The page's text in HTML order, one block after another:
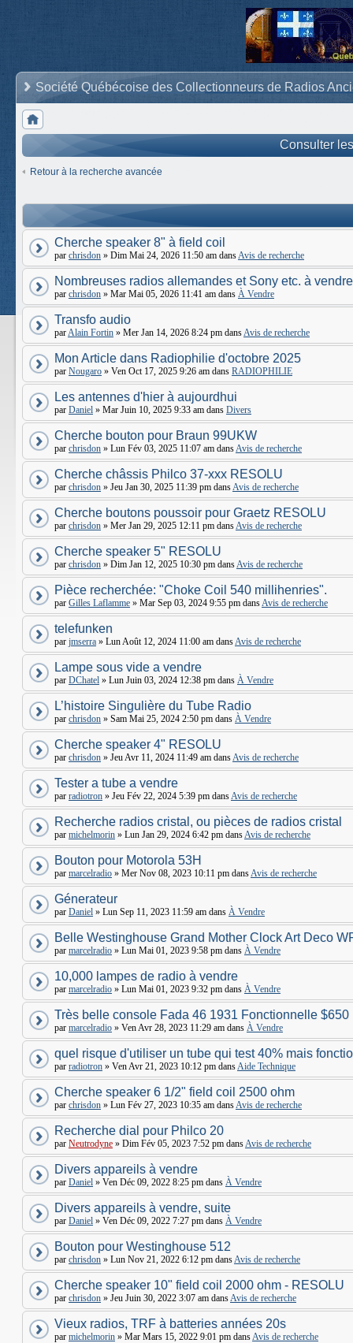
Société Québécoise des Collectionneurs de Radios
Consulter
Retour à la recherche avancée
Cherche speaker 8" à field coil
par chrisdon » Dim Mai 24, 2026 11:50 am dansAvis de recherche
Nombreuses radios allemandes et Sony etc. à vendre
par chrisdon » Mar Mai 05, 2026 11:41 am dans À Vendre
Transfo audio
parAlain Fortin » Mer Jan 14, 2026 8:24 pm dansAvis de recherche
Mon Article dans Radiophilie d'octobre 2025
par Nougaro » Ven Oct 17, 2025 9:26 am dans RADIOPHILIE
Les antennes d'hier à aujourdhui
par Daniel » Mar Juin 10, 2025 9:33 am dans Divers
Cherche bouton pour Braun 99UKW
par chrisdon » Lun Fév 03, 2025 11:07 am dansAvis de recherche
Cherche châssis Philco 37-xxx RESOLU
par chrisdon » Jeu Jan 30, 2025 11:39 pm dansAvis de recherche
Cherche boutons poussoir pour Graetz RESOLU
par chrisdon » Mer Jan 29, 2025 12:11 pm dansAvis de recherche
Cherche speaker 5" RESOLU
par chrisdon » Dim Jan 12, 2025 10:30 pm dansAvis de recherche
Pièce recherchée: "Choke Coil 540 millihenries".
par Gilles Laflamme » Mar Sep 03, 2024 9:55 pm dansAvis de recherche
telefunken
par jmserra » Lun Août 12, 2024 11:00 am dansAvis de recherche
Lampe sous vide a vendre
par DChatel » Lun Juin 03, 2024 12:38 pm dans À Vendre
L’histoire Singulière du Tube Radio
par chrisdon » Sam Mai 25, 2024 2:50 pm dans À Vendre
Cherche speaker 4" RESOLU
par chrisdon » Jeu Avr 11, 2024 11:49 am dansAvis de recherche
Tester a tube a vendre
par radiotron » Jeu Fév 22, 2024 5:39 pm dansAvis de recherche
Recherche radios cristal, ou pièces de radios cristal
par michelmorin » Lun Jan 29, 2024 6:42 pm dansAvis de recherche
Bouton pour Motorola 53H
par marcelradio » Mer Nov 08, 2023 10:11 pm dansAvis de recherche
Génerateur
par Daniel » Lun Sep 11, 2023 11:59 am dans À Vendre
Belle Westinghouse Grand Mother Clock Art Deco
par marcelradio » Lun Mai 01, 2023 9:58 pm dans À Vendre
10,000 lampes de radio à vendre
par marcelradio » Lun Mai 01, 2023 9:32 pm dans À Vendre
Très belle console Fada 46 1931 Fonctionnelle $650
par marcelradio » Ven Avr 28, 2023 11:29 am dans À Vendre
quel risque d'utiliser un tube qui test 40% mais
par radiotron » Ven Avr 21, 2023 10:12 pm dansAide Technique
Cherche speaker 6 1/2" field coil 2500 ohm
par chrisdon » Lun Fév 27, 2023 10:35 am dansAvis de recherche
Recherche dial pour Philco 20
par Neutrodyne » Dim Fév 05, 2023 7:52 pm dansAvis de recherche
Divers appareils à vendre
par Daniel » Ven Déc 09, 2022 8:25 pm dans À Vendre
Divers appareils à vendre, suite
par Daniel » Ven Déc 09, 2022 7:27 pm dans À Vendre
Bouton pour Westinghouse 512
par chrisdon » Lun Nov 21, 2022 6:12 pm dansAvis de recherche
Cherche speaker 10" field coil 2000 ohm - RESOLU
par chrisdon » Jeu Juin 30, 2022 3:07 am dansAvis de recherche
Vieux radios, TRF à batteries années 20s
par michelmorin » Mar Mars 15, 2022 9:01 pm dansAvis de recherche